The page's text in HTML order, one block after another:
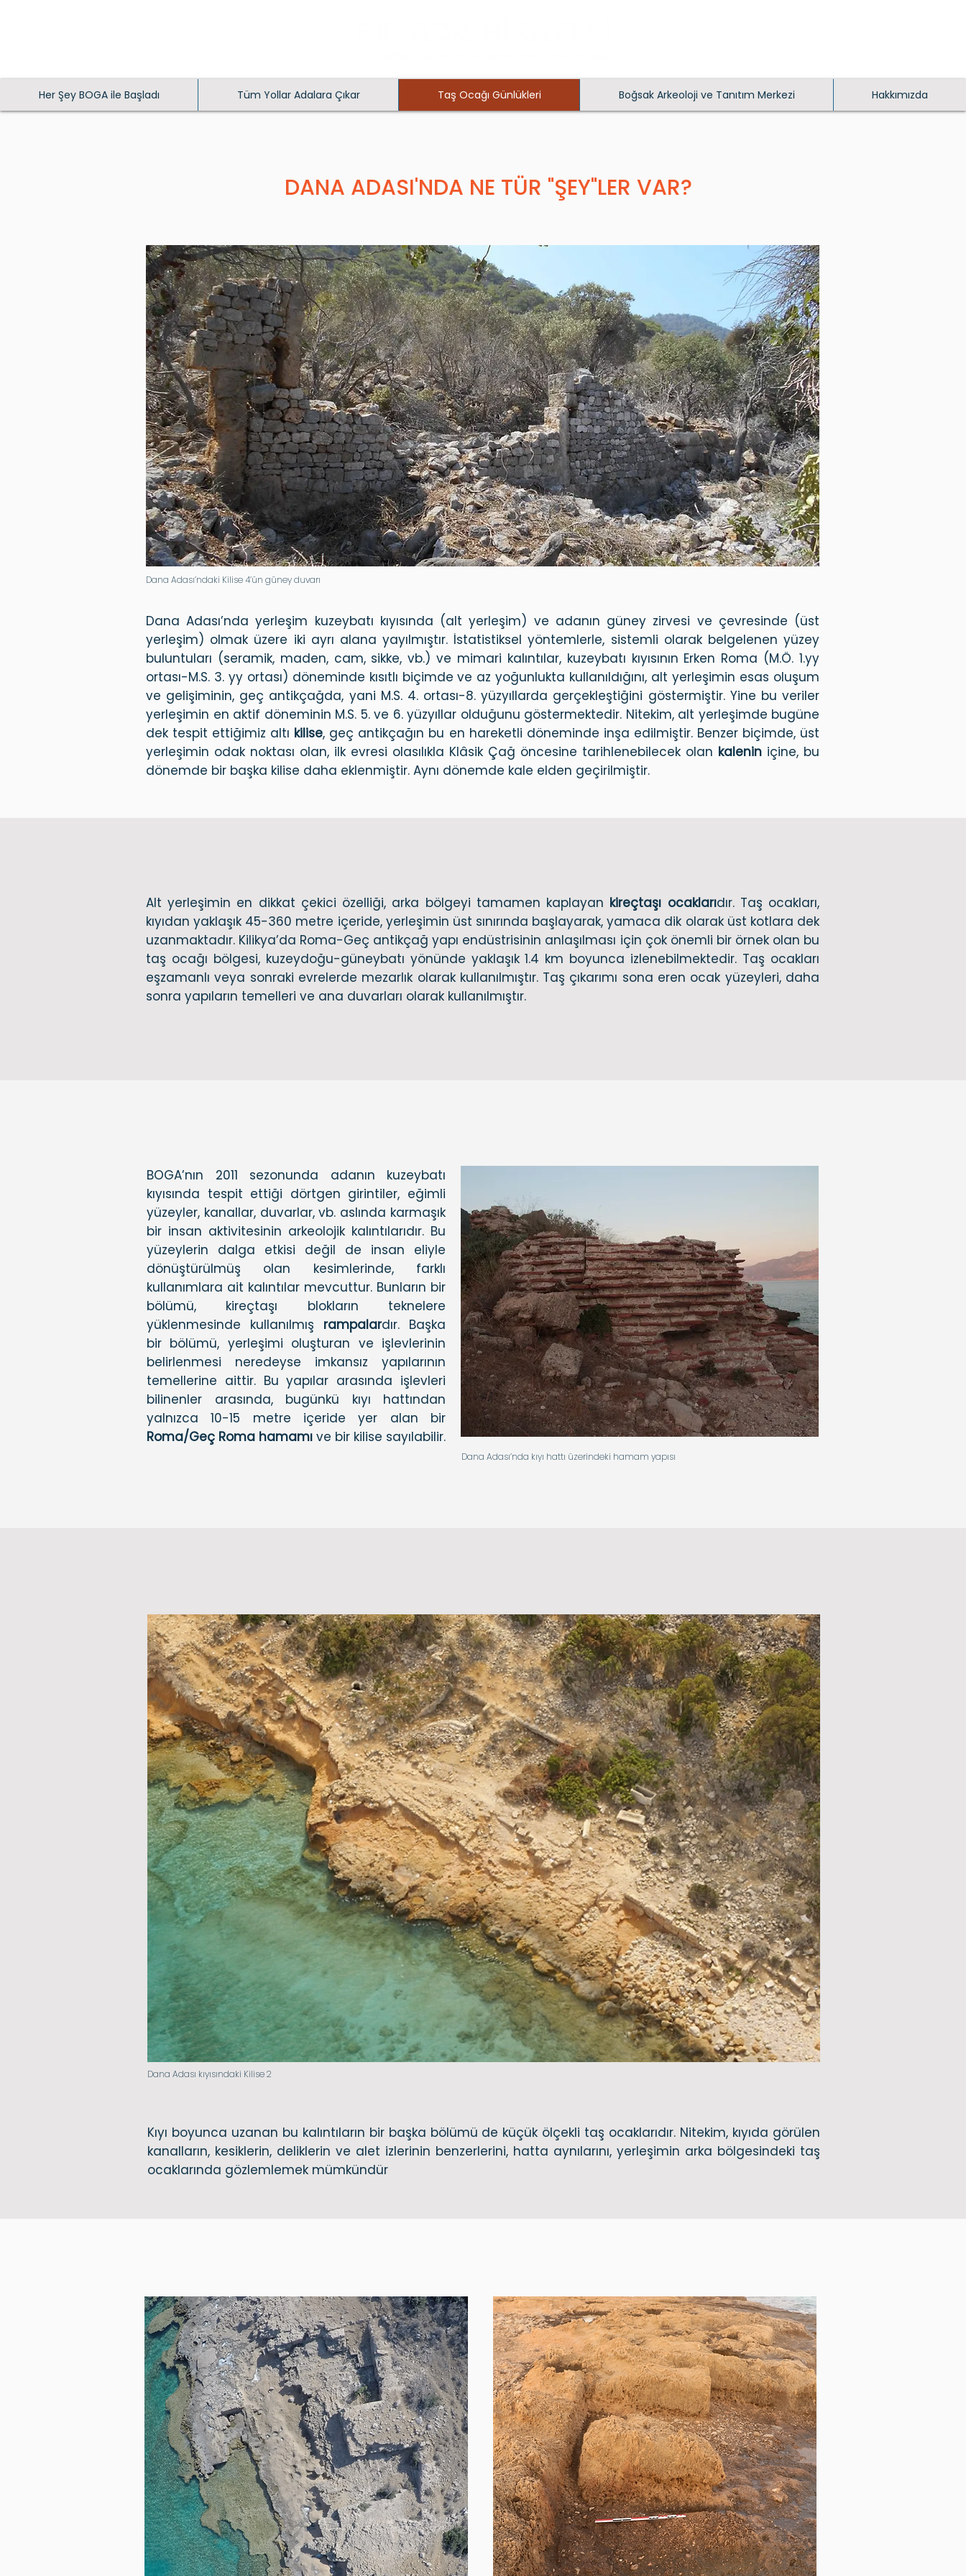
Her Şey BOGA ile Başladı Tüm Yollar Adalara Çıkar Taş Ocağı Günlükleri Boğsak Arkeoloji ve Tanıtım Merkezi Hakkımızda
DANA ADASI'NDA NE TÜR "ŞEY"LER VAR?
Dana Adası’ndaki Kilise 4’ün güney duvarı
Dana Adası’nda yerleşim kuzeybatı kıyısında (alt yerleşim) ve adanın güney zirvesi ve çevresinde (üst
yerleşim) olmak üzere iki ayrı alana yayılmıştır. İstatistiksel yöntemlerle, sistemli olarak belgelenen yüzey
buluntuları (seramik, maden, cam, sikke, vb.) ve mimari kalıntılar, kuzeybatı kıyısının Erken Roma (M.Ö. 1.yy
ortası-M.S. 3. yy ortası) döneminde kısıtlı biçimde ve az yoğunlukta kullanıldığını, alt yerleşimin esas oluşum
ve gelişiminin, geç antikçağda, yani M.S. 4. ortası-8. yüzyıllarda gerçekleştiğini göstermiştir. Yine bu veriler
yerleşimin en aktif döneminin M.S. 5. ve 6. yüzyıllar olduğunu göstermektedir. Nitekim, alt yerleşimde bugüne
dek tespit ettiğimiz altı kilise, geç antikçağın bu en hareketli döneminde inşa edilmiştir. Benzer biçimde, üst
yerleşimin odak noktası olan, ilk evresi olasılıkla Klâsik Çağ öncesine tarihlenebilecek olan kalenin içine, bu
dönemde bir başka kilise daha eklenmiştir. Aynı dönemde kale elden geçirilmiştir.
Alt yerleşimin en dikkat çekici özelliği, arka bölgeyi tamamen kaplayan kireçtaşı ocaklarıdır. Taş ocakları,
kıyıdan yaklaşık 45-360 metre içeride, yerleşimin üst sınırında başlayarak, yamaca dik olarak üst kotlara dek
uzanmaktadır. Kilikya’da Roma-Geç antikçağ yapı endüstrisinin anlaşılması için çok önemli bir örnek olan bu
taş ocağı bölgesi, kuzeydoğu-güneybatı yönünde yaklaşık 1.4 km boyunca izlenebilmektedir. Taş ocakları
eşzamanlı veya sonraki evrelerde mezarlık olarak kullanılmıştır. Taş çıkarımı sona eren ocak yüzeyleri, daha
sonra yapıların temelleri ve ana duvarları olarak kullanılmıştır.
BOGA’nın 2011 sezonunda adanın kuzeybatı
kıyısında tespit ettiği dörtgen girintiler, eğimli
yüzeyler, kanallar, duvarlar, vb. aslında karmaşık
bir insan aktivitesinin arkeolojik kalıntılarıdır. Bu
yüzeylerin dalga etkisi değil de insan eliyle
dönüştürülmüş olan kesimlerinde, farklı
kullanımlara ait kalıntılar mevcuttur. Bunların bir
bölümü, kireçtaşı blokların teknelere
yüklenmesinde kullanılmış rampalardır. Başka
bir bölümü, yerleşimi oluşturan ve işlevlerinin
belirlenmesi neredeyse imkansız yapılarının
temellerine aittir. Bu yapılar arasında işlevleri
bilinenler arasında, bugünkü kıyı hattından
yalnızca 10-15 metre içeride yer alan bir
Roma/Geç Roma hamamı ve bir kilise sayılabilir.
Dana Adası’nda kıyı hattı üzerindeki hamam yapısı
Dana Adası kıyısındaki Kilise 2
Kıyı boyunca uzanan bu kalıntıların bir başka bölümü de küçük ölçekli taş ocaklarıdır. Nitekim, kıyıda görülen
kanalların, kesiklerin, deliklerin ve alet izlerinin benzerlerini, hatta aynılarını, yerleşimin arka bölgesindeki taş
ocaklarında gözlemlemek mümkündür